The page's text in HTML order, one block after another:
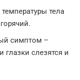
тела
симптом –
глазки слезятся и